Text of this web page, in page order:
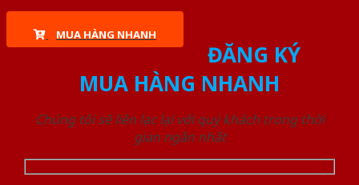
MUA HÀNG NHANH
ĐĂNG KÝ
MUA HÀNG NHANH
Chúng tôi sẽ liên lạc lại với quý khách trong thời
gian ngắn nhất